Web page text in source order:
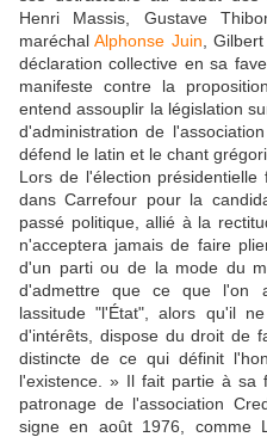
Henri Massis, Gustave
maréchalAlphonse Juin ,
déclaration collective en sa
manifeste contre la
entend assouplir la législation
d'administration de
défend le latin et le chant
Lors de l'élection
dans Carrefour pour la
passé politique, allié à la
n'acceptera jamais de faire
d'un parti ou de la mode du
d'admettre que ce que l'on
lassitude "l'État", alors qu'il
d'intérêts, dispose du droit de
distincte de ce qui définit
l'existence. » Il fait partie à sa
patronage de l'association
signe en août 1976, comme